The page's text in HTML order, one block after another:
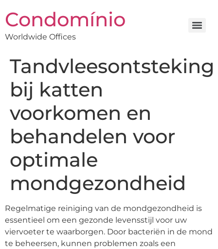
Condomínio
Worldwide Offices
Tandvleesontsteking
bij katten
voorkomen en
behandelen voor
optimale
mondgezondheid
Regelmatige reiniging van de mondgezondheid is
essentieel om een gezonde levensstijl voor uw
viervoeter te waarborgen. Door bacteriën in de mond
te beheersen, kunnen problemen zoals een